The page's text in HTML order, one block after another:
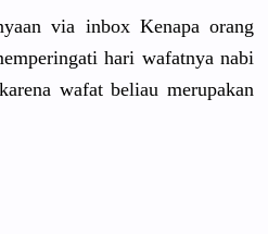
via inbox Kenapa orang
hari wafatnya nabi
wafat beliau merupakan